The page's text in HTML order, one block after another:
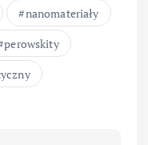
nanomateriały
perowskity